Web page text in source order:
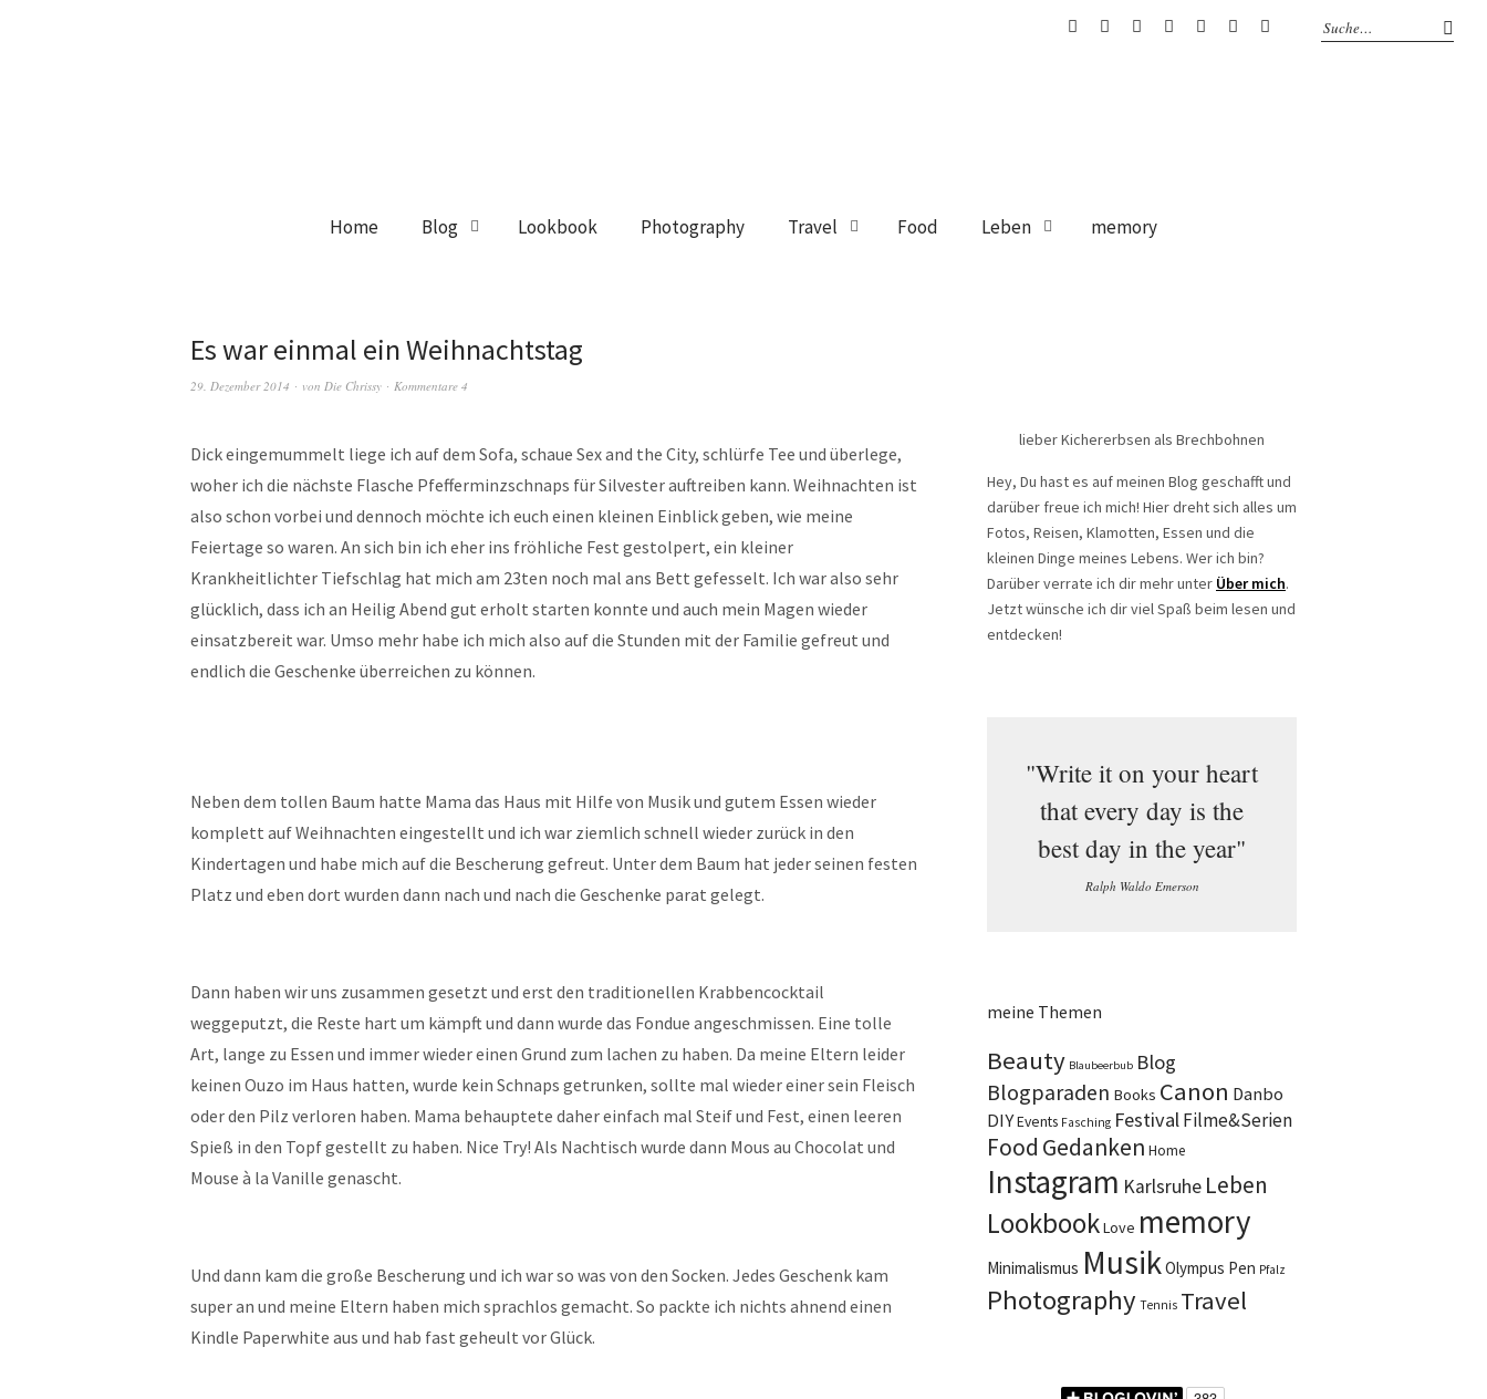
Home Blog Lookbook Photography Travel Food Leben memory
Es war einmal ein Weihnachtstag
29. Dezember 2014 von Die Chrissy Kommentare 4
Dick eingemummelt liege ich auf dem Sofa, schaue Sex and the City, schlürfe Tee und überlege,
woher ich die nächste Flasche Pfefferminzschnaps für Silvester auftreiben kann. Weihnachten ist
also schon vorbei und dennoch möchte ich euch einen kleinen Einblick geben, wie meine
Feiertage so waren. An sich bin ich eher ins fröhliche Fest gestolpert, ein kleiner
Krankheitlichter Tiefschlag hat mich am 23ten noch mal ans Bett gefesselt. Ich war also sehr
glücklich, dass ich an Heilig Abend gut erholt starten konnte und auch mein Magen wieder
einsatzbereit war. Umso mehr habe ich mich also auf die Stunden mit der Familie gefreut und
endlich die Geschenke überreichen zu können.
Neben dem tollen Baum hatte Mama das Haus mit Hilfe von Musik und gutem Essen wieder
komplett auf Weihnachten eingestellt und ich war ziemlich schnell wieder zurück in den
Kindertagen und habe mich auf die Bescherung gefreut. Unter dem Baum hat jeder seinen festen
Platz und eben dort wurden dann nach und nach die Geschenke parat gelegt.
Dann haben wir uns zusammen gesetzt und erst den traditionellen Krabbencocktail
weggeputzt, die Reste hart um kämpft und dann wurde das Fondue angeschmissen. Eine tolle
Art, lange zu Essen und immer wieder einen Grund zum lachen zu haben. Da meine Eltern leider
keinen Ouzo im Haus hatten, wurde kein Schnaps getrunken, sollte mal wieder einer sein Fleisch
oder den Pilz verloren haben. Mama behauptete daher einfach mal Steif und Fest, einen leeren
Spieß in den Topf gestellt zu haben. Nice Try! Als Nachtisch wurde dann Mous au Chocolat und
Mouse à la Vanille genascht.
Und dann kam die große Bescherung und ich war so was von den Socken. Jedes Geschenk kam
super an und meine Eltern haben mich sprachlos gemacht. So packte ich nichts ahnend einen
Kindle Paperwhite aus und hab fast geheult vor Glück.
lieber Kichererbsen als Brechbohnen
Hey, Du hast es auf meinen Blog geschafft und
darüber freue ich mich! Hier dreht sich alles um
Fotos, Reisen, Klamotten, Essen und die
kleinen Dinge meines Lebens. Wer ich bin?
Darüber verrate ich dir mehr unter Über mich.
Jetzt wünsche ich dir viel Spaß beim lesen und
entdecken!
"Write it on your heart
that every day is the
best day in the year"
Ralph Waldo Emerson
meine Themen
Beauty Blaubeerbub Blog
Blogparaden Books Canon Danbo
DIYEvents Fasching FestivalFilme&Serien
Food Gedanken Home
Instagram Karlsruhe Leben
LookbookLove memory
Minimalismus MusikOlympus Pen Pfalz
Photography Tennis Travel